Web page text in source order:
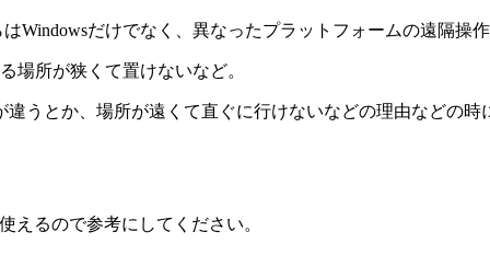
Windowsだけでなく、異なったプラットフォームの遠隔操作
場所が狭くて置けないなど。
うとか、場所が遠くて直ぐに行けないなどの理由などの時
えるので参考にしてください。